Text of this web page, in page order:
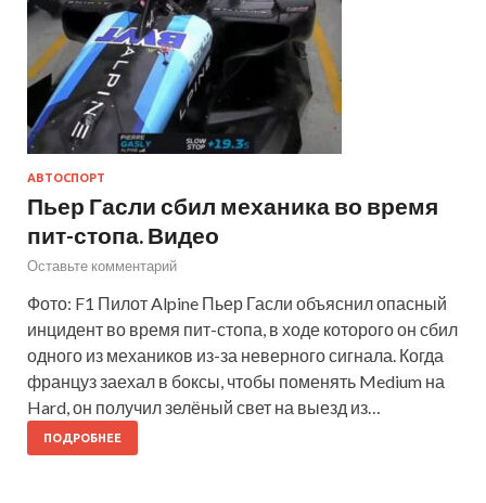
АВТОСПОРТ
Пьер Гасли сбил механика во время
пит-стопа. Видео
Оставьте комментарий
Фото: F1 Пилот Alpine Пьер Гасли объяснил опасный
инцидент во время пит-стопа, в ходе которого он сбил
одного из механиков из-за неверного сигнала. Когда
француз заехал в боксы, чтобы поменять Medium на
Hard, он получил зелёный свет на выезд из…
ПОДРОБНЕЕ